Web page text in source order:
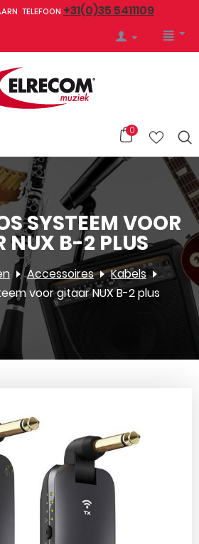
TELEFOON +31(0)35 5411109
0
SYSTEEM VOOR
NUX B-2 PLUS
Accessoires
Kabels
voor gitaar NUX B-2 plus